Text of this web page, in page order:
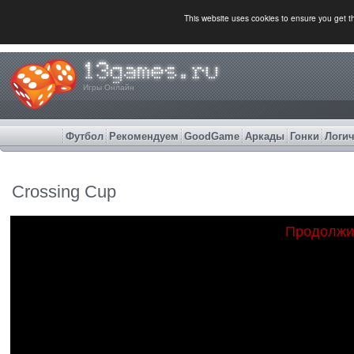
This website uses cookies to ensure you get
Игры Онлайн
Футбол Рекомендуем GoodGame Аркады Гонки
Crossing Cup